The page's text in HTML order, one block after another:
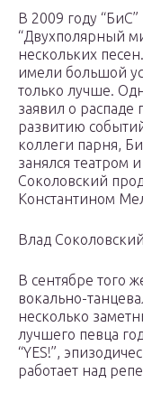
В 2009 году
“Двухполярный
нескольких
имели большой
только лучше.
заявил о распаде
развитию
коллеги парня,
занялся театром
Соколовский
Константином
Влад
В сентябре того
вокально-
несколько
лучшего певца
“YES!”,
работает над